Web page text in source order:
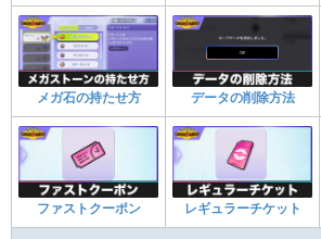
メガ石の持たせ方 データの削除方法
ファストクーポン レギュラーチケット